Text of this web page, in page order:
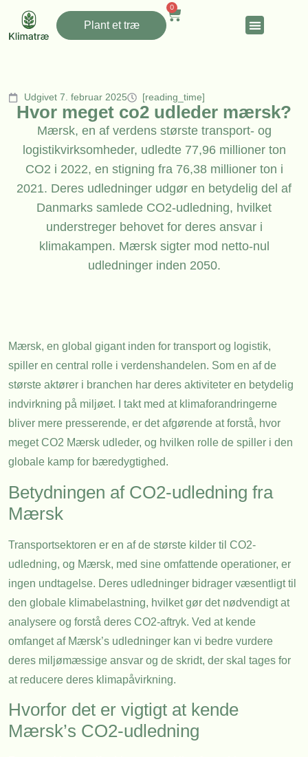
Plant et træ
0
Udgivet 7. februar 2025 [reading_time]
Hvor meget co2 udleder mærsk?
Mærsk, en af verdens største transport- og
logistikvirksomheder, udledte 77,96 millioner ton
CO2 i 2022, en stigning fra 76,38 millioner ton i
2021. Deres udledninger udgør en betydelig del af
Danmarks samlede CO2-udledning, hvilket
understreger behovet for deres ansvar i
klimakampen. Mærsk sigter mod netto-nul
udledninger inden 2050.
Mærsk, en global gigant inden for transport og logistik,
spiller en central rolle i verdenshandelen. Som en af de
største aktører i branchen har deres aktiviteter en betydelig
indvirkning på miljøet. I takt med at klimaforandringerne
bliver mere presserende, er det afgørende at forstå, hvor
meget CO2 Mærsk udleder, og hvilken rolle de spiller i den
globale kamp for bæredygtighed.
Betydningen af CO2-udledning fra
Mærsk
Transportsektoren er en af de største kilder til CO2-
udledning, og Mærsk, med sine omfattende operationer, er
ingen undtagelse. Deres udledninger bidrager væsentligt til
den globale klimabelastning, hvilket gør det nødvendigt at
analysere og forstå deres CO2-aftryk. Ved at kende
omfanget af Mærsk’s udledninger kan vi bedre vurdere
deres miljømæssige ansvar og de skridt, der skal tages for
at reducere deres klimapåvirkning.
Hvorfor det er vigtigt at kende
Mærsk’s CO2-udledning